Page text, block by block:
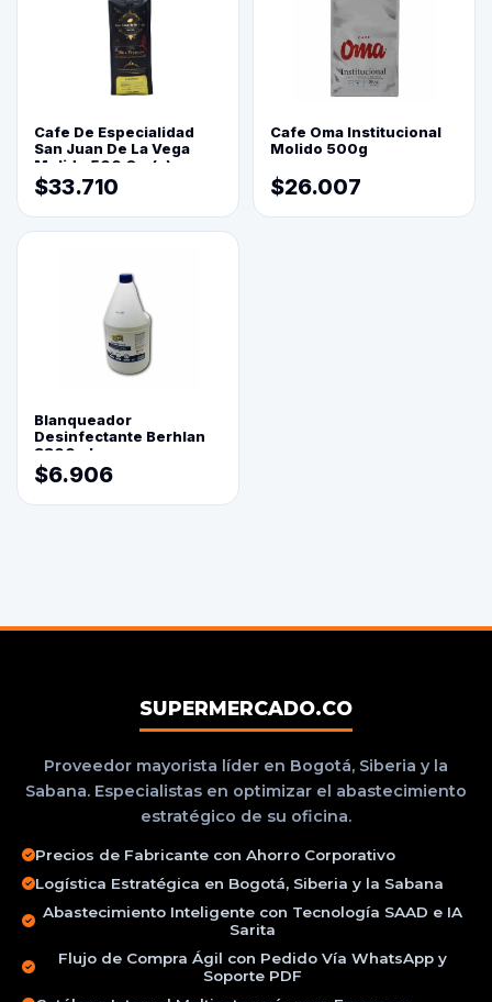
Cafe De Especialidad
San Juan De La Vega
Molido 500 Grs(=)
$33.710
Cafe Oma Institucional
Molido 500g
$26.007
Blanqueador
Desinfectante Berhlan
3800ml
$6.906
SUPERMERCADO.CO
Proveedor mayorista líder en Bogotá, Siberia y la
Sabana. Especialistas en optimizar el abastecimiento
estratégico de su oficina.
Precios de Fabricante con Ahorro Corporativo
Logística Estratégica en Bogotá, Siberia y la Sabana
Abastecimiento Inteligente con Tecnología SAAD e IA
Sarita
Flujo de Compra Ágil con Pedido Vía WhatsApp y
Soporte PDF